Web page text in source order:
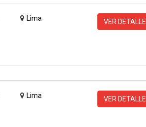
Lima VER DETALLE
Lima VER DETALLE